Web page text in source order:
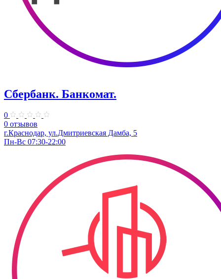
Сбербанк. Банкомат.
0
0 отзывов
г.Краснодар, ул.Дмитриевская Дамба, 5
Пн-Вс 07:30-22:00